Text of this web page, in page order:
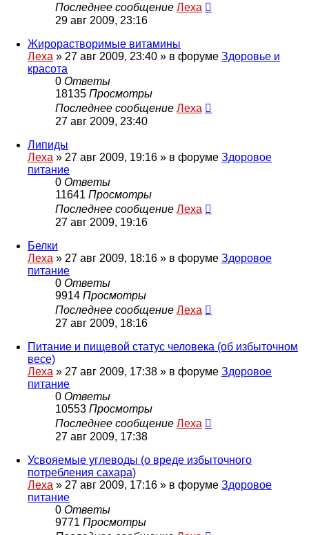
Последнее сообщение Леха
29 авг 2009, 23:16
Жирорастворимые витамины
Леха » 27 авг 2009, 23:40 » в форуме Здоровье и
красота
0 Ответы
18135 Просмотры
Последнее сообщение Леха
27 авг 2009, 23:40
Липиды
Леха » 27 авг 2009, 19:16 » в форуме Здоровое
питание
0 Ответы
11641 Просмотры
Последнее сообщение Леха
27 авг 2009, 19:16
Белки
Леха » 27 авг 2009, 18:16 » в форуме Здоровое
питание
0 Ответы
9914 Просмотры
Последнее сообщение Леха
27 авг 2009, 18:16
Питание и пищевой статус человека (об избыточном
весе)
Леха » 27 авг 2009, 17:38 » в форуме Здоровое
питание
0 Ответы
10553 Просмотры
Последнее сообщение Леха
27 авг 2009, 17:38
Усвояемые углеводы (о вреде избыточного
потребления сахара)
Леха » 27 авг 2009, 17:16 » в форуме Здоровое
питание
0 Ответы
9771 Просмотры